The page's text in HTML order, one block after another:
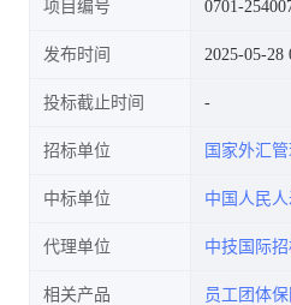
项目编号 0701-
发布时间 2025-05-28
投标截止时间
招标单位 国家外汇
中标单位 中国人民
代理单位 中技国际
相关产品 员工团体